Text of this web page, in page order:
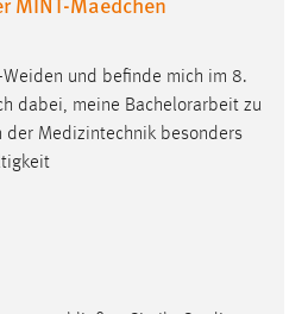
Weiden und befinde mich im 8.
dabei, meine Bachelorarbeit zu
der Medizintechnik besonders